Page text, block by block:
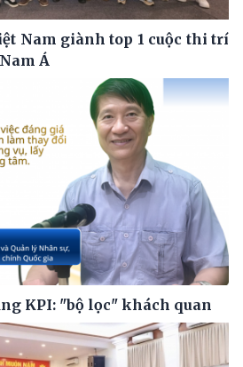
Nam giành top 1 cuộc thi trí
Á
KPI: "bộ lọc" khách quan